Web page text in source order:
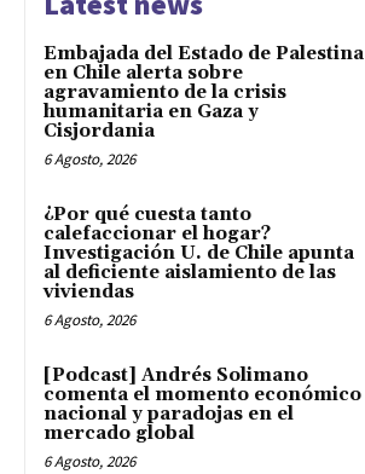
Embajada del Estado de Palestina
en Chile alerta sobre
agravamiento de la crisis
humanitaria en Gaza y
Cisjordania
6 Agosto, 2026
¿Por qué cuesta tanto
calefaccionar el hogar?
Investigación U. de Chile apunta
al deficiente aislamiento de las
viviendas
6 Agosto, 2026
[Podcast] Andrés Solimano
comenta el momento económico
nacional y paradojas en el
mercado global
6 Agosto, 2026